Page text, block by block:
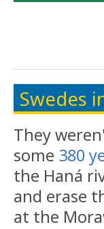
Swedes
They
some 380
the Haná
and erase
at the